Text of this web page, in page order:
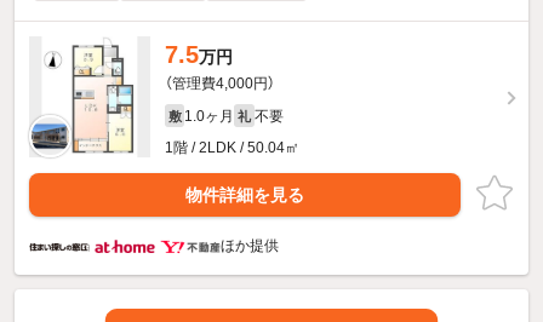
7.5万円
（管理費4,000円）
敷 1.0ヶ月 礼 不要
1階 / 2LDK / 50.04㎡
物件詳細を見る
ほか提供